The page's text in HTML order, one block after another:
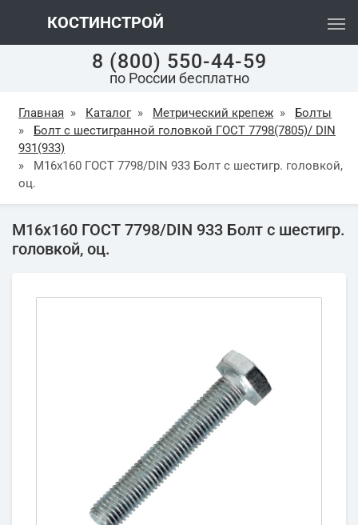
КОСТИНСТРОЙ
8 (800) 550-44-59
по России бесплатно
Главная » Каталог » Метрический крепеж »
Болты
»
Болт с шестигранной головкой ГОСТ 7798(7805)/ DIN
931(933)
»
М16х160 ГОСТ 7798/DIN 933 Болт с шестигр. головкой,
оц.
М16х160 ГОСТ 7798/DIN 933 Болт с шестигр.
головкой, оц.